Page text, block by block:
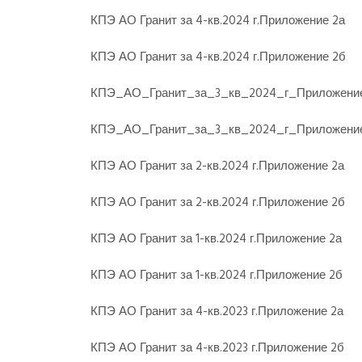
КПЭ АО Гранит за 4-кв.2024 г.Приложение 2а
КПЭ АО Гранит за 4-кв.2024 г.Приложение 2б
КПЭ АО Гранит за 2-кв.2024 г.Приложение 2а
КПЭ АО Гранит за 2-кв.2024 г.Приложение 2б
КПЭ АО Гранит за 1-кв.2024 г.Приложение 2а
КПЭ АО Гранит за 1-кв.2024 г.Приложение 2б
КПЭ АО Гранит за 4-кв.2023 г.Приложение 2а
КПЭ АО Гранит за 4-кв.2023 г.Приложение 2б